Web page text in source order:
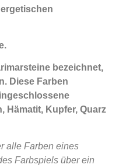
bezeichnet,
Diese Farben
Hämatit, Kupfer, Quarz
alle Farben eines
Farbspiels über ein